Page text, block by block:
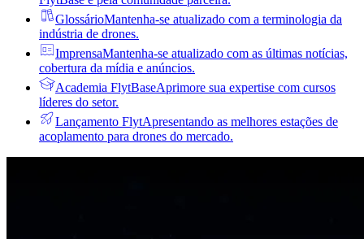
GlossárioMantenha-se atualizado com a terminologia da
indústria de drones.
ImprensaMantenha-se atualizado com as últimas notícias,
cobertura da mídia e anúncios.
Academia FlytBaseAprimore sua expertise com cursos
líderes do setor.
Lançamento FlytApresentando as melhores estações de
acoplamento para drones do mercado.